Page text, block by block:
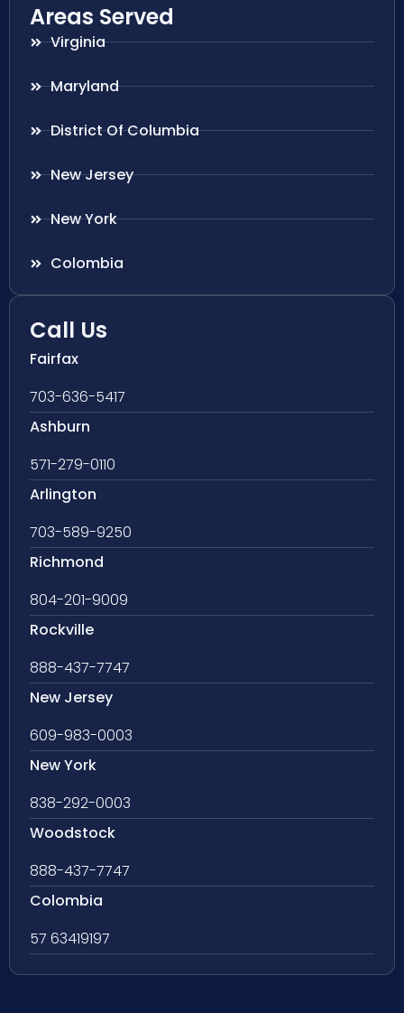
Areas Served
Virginia
Maryland
District Of Columbia
New Jersey
New York
Colombia
Call Us
Fairfax
703-636-5417
Ashburn
571-279-0110
Arlington
703-589-9250
Richmond
804-201-9009
Rockville
888-437-7747
New Jersey
609-983-0003
New York
838-292-0003
Woodstock
888-437-7747
Colombia
57 63419197